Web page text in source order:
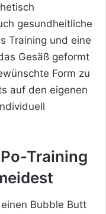
gesundheitliche
Training und eine
Gesäß geformt
Form zu
auf den eigenen
Training
Bubble Butt